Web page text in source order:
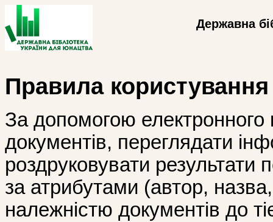
Державна
Правила
За допомогою
документів, переглядати
роздруковувати
за атрибутами (автор, назва,
належністю документів до